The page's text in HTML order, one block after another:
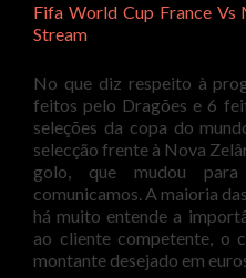
Fifa World Cup France
Stream
No que diz respeito à
feitos pelo Dragões e 6
seleções da copa do
selecção frente à Nova
golo, que mudou
comunicamos. A maioria
há muito entende a
ao cliente competente, o
montante desejado em